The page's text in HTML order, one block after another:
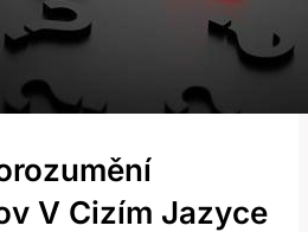
V Cizím Jazyce